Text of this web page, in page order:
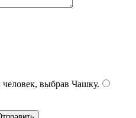
выбрав Чашку.